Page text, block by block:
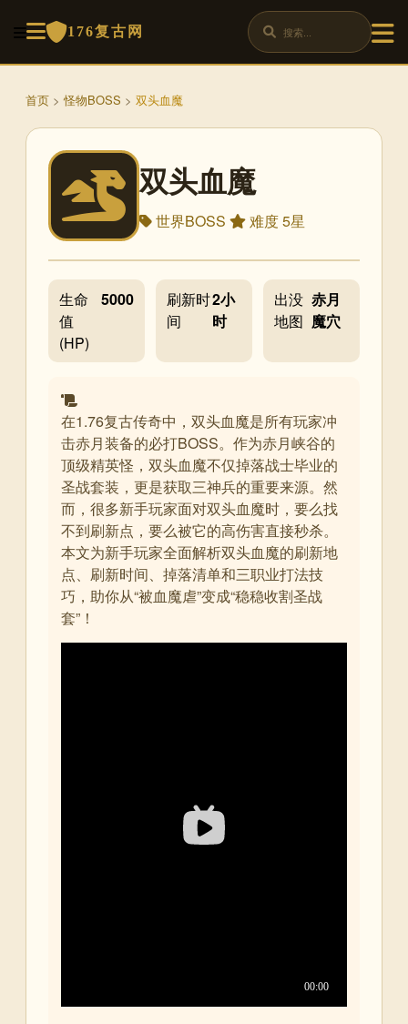
176复古网
首页 >怪物BOSS > 双头血魔
双头血魔
世界BOSS 难度 5星
生命
值
(HP)
5000
刷新时
间
2小
时
出没
地图
赤月
魔穴
在1.76复古传奇中，双头血魔是所有玩家冲
击赤月装备的必打BOSS。作为赤月峡谷的
顶级精英怪，双头血魔不仅掉落战士毕业的
圣战套装，更是获取三神兵的重要来源。然
而，很多新手玩家面对双头血魔时，要么找
不到刷新点，要么被它的高伤害直接秒杀。
本文为新手玩家全面解析双头血魔的刷新地
点、刷新时间、掉落清单和三职业打法技
巧，助你从“被血魔虐”变成“稳稳收割圣战
套”！